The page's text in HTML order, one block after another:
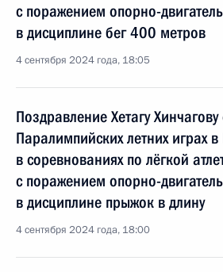
с поражением опорно-
в дисциплине бег 400 метров
4 сентября 2024 года, 18:05
Поздравление Хетагу
Паралимпийских летних играх
в соревнованиях по лёгкой
с поражением опорно-
в дисциплине прыжок в длину
4 сентября 2024 года, 18:00